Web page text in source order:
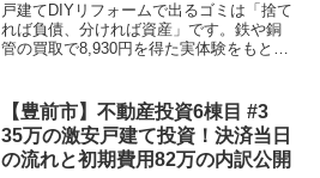
戸建てDIYリフォームで出るゴミは「捨て
れば負債、分ければ資産」です。鉄や銅
管の買取で8,930円を得た実体験をもと
公開。不動産投資家必見のコストカット
術。
【豊前市】不動産投資6棟目 #3
35万の激安戸建て投資！決済当日
の流れと初期費用82万の内訳公開